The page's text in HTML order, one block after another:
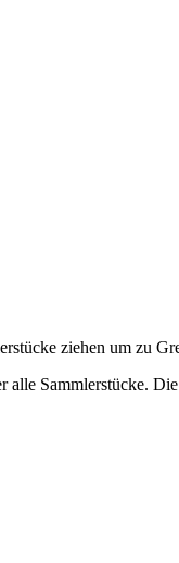
ziehen um zu
Sammlerstücke.